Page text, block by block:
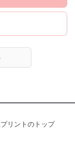
リントのトップ